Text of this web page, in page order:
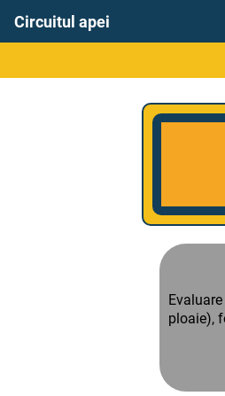
Circuitul apei
ploaie),